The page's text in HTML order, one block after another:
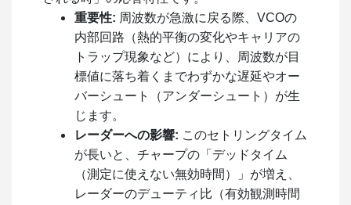
重要性: 周波数が急激に戻る際、VCOの
内部回路（熱的平衡の変化やキャリアの
トラップ現象など）により、周波数が目
標値に落ち着くまでわずかな遅延やオー
バーシュート（アンダーシュート）が生
じます。
レーダーへの影響: このセトリングタイム
が長いと、チャープの「デッドタイム
（測定に使えない無効時間）」が増え、
レーダーのデューティ比（有効観測時間